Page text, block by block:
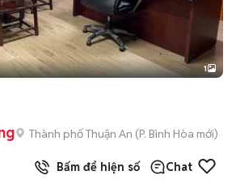
1
Thành phố Thuận An (P. Bình Hòa mới)
Bấm để hiện số Chat